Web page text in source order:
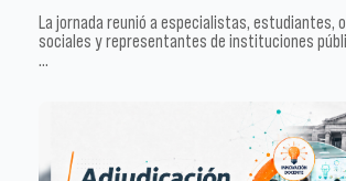
La jornada reunió a especialistas, estudiantes,
sociales y representantes de instituciones
…